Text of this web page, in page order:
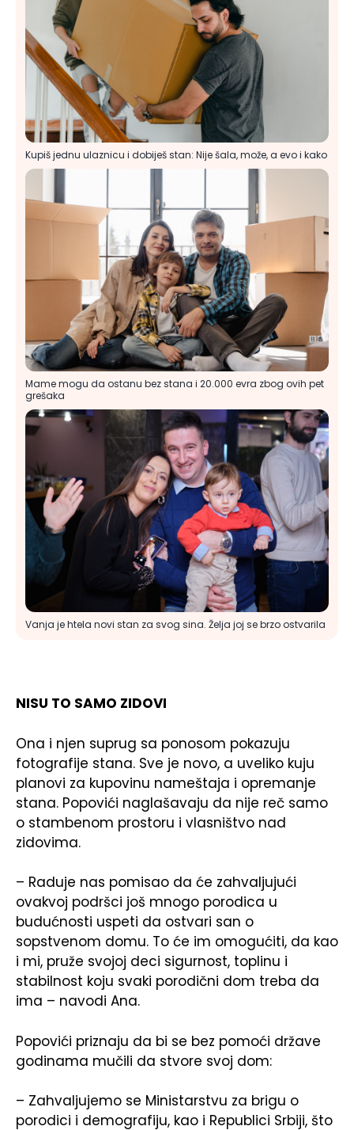
Kupiš jednu ulaznicu i dobiješ stan: Nije šala, može, a evo i kako
Mame mogu da ostanu bez stana i 20.000 evra zbog ovih pet
grešaka
Vanja je htela novi stan za svog sina. Želja joj se brzo ostvarila
NISU TO SAMO ZIDOVI
Ona i njen suprug sa ponosom pokazuju
fotografije stana. Sve je novo, a uveliko kuju
planovi za kupovinu nameštaja i opremanje
stana. Popovići naglašavaju da nije reč samo
o stambenom prostoru i vlasništvo nad
zidovima.
– Raduje nas pomisao da će zahvaljujući
ovakvoj podršci još mnogo porodica u
budućnosti uspeti da ostvari san o
sopstvenom domu. To će im omogućiti, da kao
i mi, pruže svojoj deci sigurnost, toplinu i
stabilnost koju svaki porodični dom treba da
ima – navodi Ana.
Popovići priznaju da bi se bez pomoći države
godinama mučili da stvore svoj dom:
– Zahvaljujemo se Ministarstvu za brigu o
porodici i demografiju, kao i Republici Srbiji, što